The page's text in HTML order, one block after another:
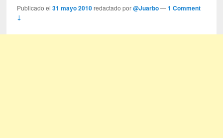
Publicado el31 mayo 2010 redactado por@Juarbo —1 Comment
↓